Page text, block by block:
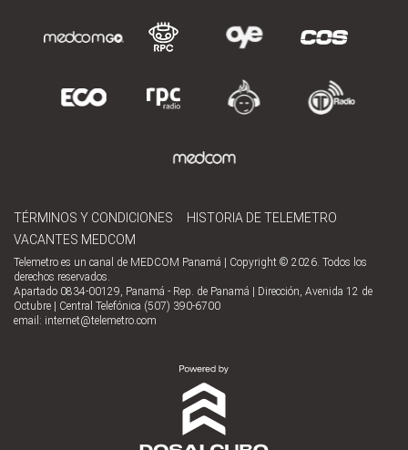
TÉRMINOS Y CONDICIONES
HISTORIA DE TELEMETRO
VACANTES MEDCOM
Telemetro es un canal de MEDCOM Panamá | Copyright © 2026. Todos los
derechos reservados.
Apartado 0834-00129, Panamá - Rep. de Panamá | Dirección, Avenida 12 de
Octubre | Central Telefónica (507) 390-6700
email: internet@telemetro.com